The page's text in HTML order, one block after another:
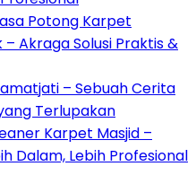
Potong Karpet
Akraga Solusi Praktis &
– Sebuah Cerita
Terlupakan
Karpet Masjid –
Dalam, Lebih Profesional